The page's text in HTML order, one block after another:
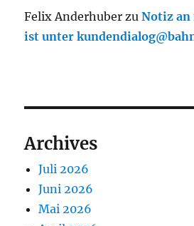
Felix Anderhuber zuNotiz an
ist unter
Archives
Juli 2026
Juni 2026
Mai 2026